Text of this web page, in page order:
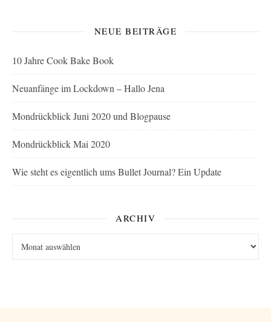
NEUE BEITRÄGE
10 Jahre Cook Bake Book
Neuanfänge im Lockdown – Hallo Jena
Mondrückblick Juni 2020 und Blogpause
Mondrückblick Mai 2020
Wie steht es eigentlich ums Bullet Journal? Ein Update
ARCHIV